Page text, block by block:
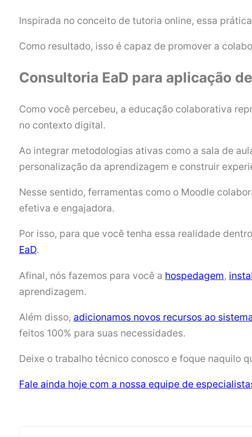
Inspirada no conceito de tutoria online, essa
Como resultado, isso é capaz de promover a
Consultoria EaD para aplicação
Como você percebeu, a educação colaborativa
no contexto digital.
Ao integrar metodologias ativas como a sala de
personalização da aprendizagem e construir
Nesse sentido, ferramentas como o Moodle
efetiva e engajadora.
Por isso, para que você tenha essa realidade
EaD.
Afinal, nós fazemos para você a hospedagem,
aprendizagem.
Além disso, adicionamos novos recursos ao
feitos 100% para suas necessidades.
Deixe o trabalho técnico conosco e foque naquilo
Fale ainda hoje com a nossa equipe de